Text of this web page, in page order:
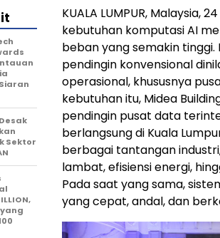
KUALA LUMPUR, Malaysia,
kebutuhan komputasi AI
beban yang semakin
pendingin konvensional
operasional, khususnya
kebutuhan itu, Midea
pendingin pusat data
berlangsung di Kuala
berbagai tantangan
lambat, efisiensi energi,
Pada saat yang sama,
yang cepat, andal, dan
Sektor